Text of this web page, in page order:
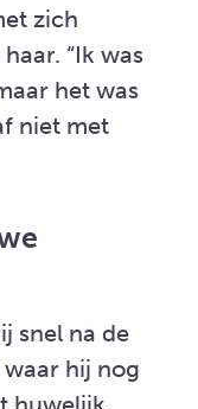
zich
“Ik was
het was
niet met
snel na de
hij nog